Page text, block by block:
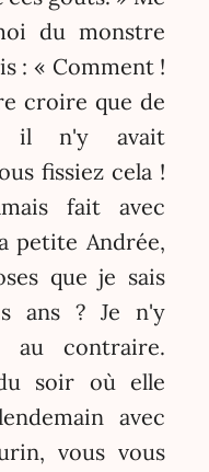
du monstre
: « Comment !
croire que de
il n'y avait
fissiez cela !
fait avec
petite Andrée,
que je sais
ans ? Je n'y
contraire.
soir où elle
avec
vous vous